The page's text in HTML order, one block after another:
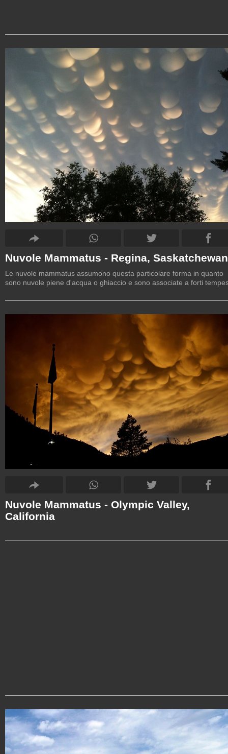
Nuvole Mammatus - Regina, Saskatchewan
Le nuvole mammatus assumono questa particolare forma in quanto
sono nuvole piene d'acqua o ghiaccio e sono associate a forti
Nuvole Mammatus - Olympic Valley,
California